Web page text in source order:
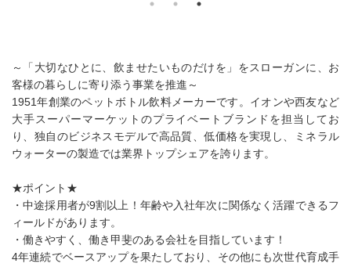
～「大切なひとに、飲ませたいものだけを」をスローガンに、お
客様の暮らしに寄り添う事業を推進～
1951年創業のペットボトル飲料メーカーです。イオンや西友など
大手スーパーマーケットのプライベートブランドを担当してお
り、独自のビジネスモデルで高品質、低価格を実現し、ミネラル
ウォーターの製造では業界トップシェアを誇ります。
★ポイント★
・中途採用者が9割以上！年齢や入社年次に関係なく活躍できるフ
ィールドがあります。
・働きやすく、働き甲斐のある会社を目指しています！
4年連続でベースアップを果たしており、その他にも次世代育成手